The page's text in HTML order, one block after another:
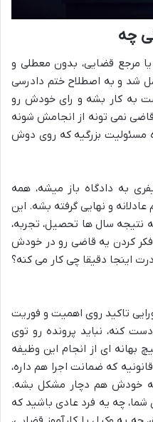
چه
مرجع قضایی، بدون معطلی و
شد و به اصطلاح ختم دادرسی
به کار بشه و رای خودش رو
نمی تونه از انجامش شونه
مسئولیت بزرگیه که روی دوش
به دادگاه باز میشه، همه
و نهایی گرفته بشه. این
نتیجه سال ها تحصیل، تجربه،
کردن یه قاضی رو در خودش
اینجا دقیقا چی کار می کنه؟
تاکید روی اهمیت و فوریت
کنه، نباید پرونده رو توی
ای از انجام این وظیفه
که ضمانت اجرا هم داره،
خودش هم دچار مشکل بشه.
شما، چه یه فرد عادی باشید که